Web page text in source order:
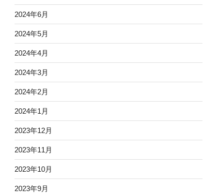
2024年6月
2024年5月
2024年4月
2024年3月
2024年2月
2024年1月
2023年12月
2023年11月
2023年10月
2023年9月